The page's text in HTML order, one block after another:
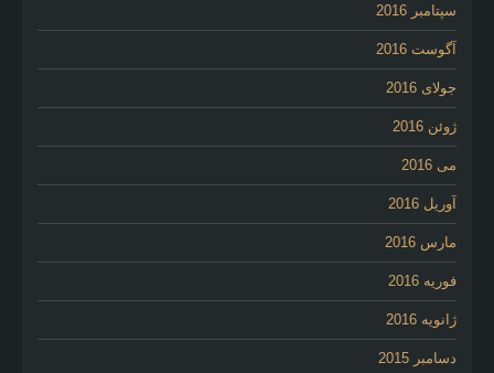
سپتامبر 2016
آگوست 2016
جولای 2016
ژوئن 2016
می 2016
آوریل 2016
مارس 2016
فوریه 2016
ژانویه 2016
دسامبر 2015